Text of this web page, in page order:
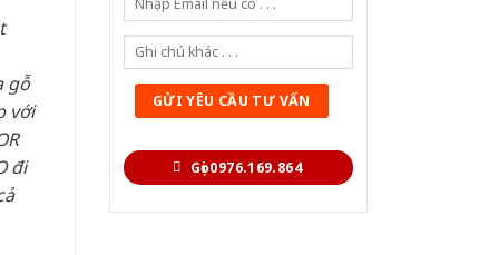
Gọi 0976.169.864
gỗ
với
đi